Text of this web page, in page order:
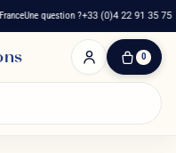
Une question ?+33 (0)4 22 91 35 75
0
0